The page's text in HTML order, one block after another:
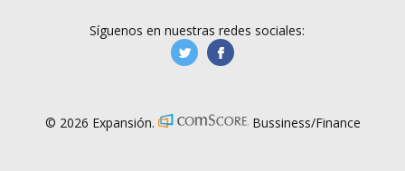
Síguenos en nuestras redes sociales:
manufacturaGE
© 2026 Expansión. Bussiness/Finance